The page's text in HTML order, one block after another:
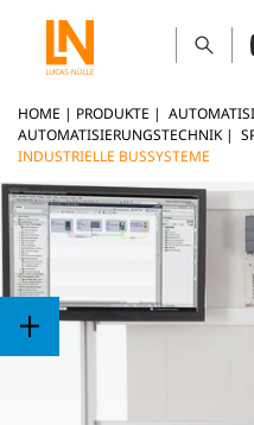
HOME | PRODUKTE |
AUTOMATISIERUNGSTECHNIK |
INDUSTRIELLE BUSSYSTEME